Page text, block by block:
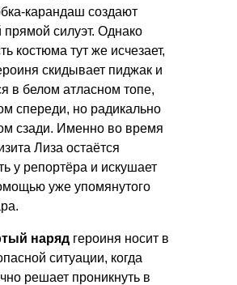
карандаш создают
силуэт. Однако
костюма тут же исчезает,
скидывает пиджак и
в белом атласном топе,
спереди, но радикально
сзади. Именно во время
Лиза остаётся
у репортёра и искушает
уже упомянутого
наряд героиня носит в
ситуации, когда
решает проникнуть в